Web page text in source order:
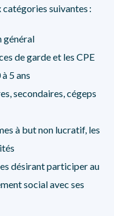
suivantes :
général
de garde et les CPE
5 ans
secondaires, cégeps
à but non lucratif, les
désirant participer au
social avec ses